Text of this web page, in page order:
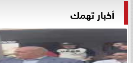
أخبار تهمك